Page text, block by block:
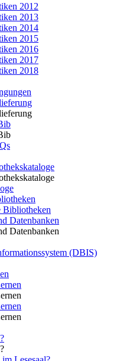
2012
2013
2014
2015
2016
2017
2018
Bibliotheken
Datenbanken
Datenbanken
(DBIS)